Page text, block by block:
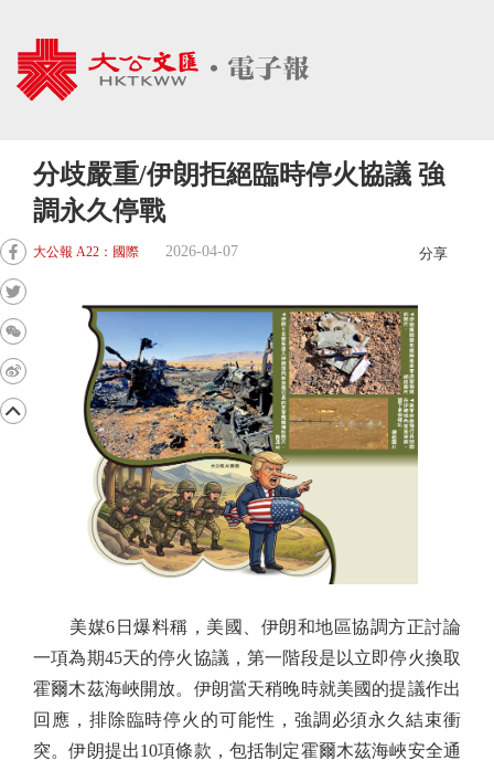
分歧嚴重/伊朗拒絕臨時停火協議 強
調永久停戰
大公報 A22：國際 2026-04-07 分享
美媒6日爆料稱，美國、伊朗和地區協調方正討論
一項為期45天的停火協議，第一階段是以立即停火換取
霍爾木茲海峽開放。伊朗當天稍晚時就美國的提議作出
回應，排除臨時停火的可能性，強調必須永久結束衝
突。伊朗提出10項條款，包括制定霍爾木茲海峽安全通